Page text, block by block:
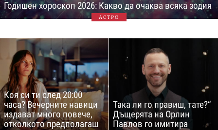
Годишен хороскоп 2026: Какво да очаква всяка зодия
АСТРО
Коя си ти след 20:00
часа? Вечерните навици
издават много повече,
отколкото предполагаш
Така ли го правиш, тате?“
Дъщерята на Орлин
Павлов го имитира